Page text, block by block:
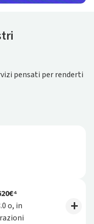
pensati per renderti
o, in